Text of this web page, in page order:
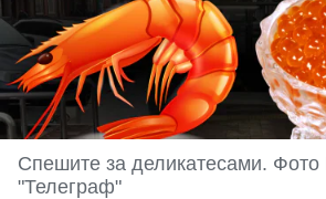
Спешите за деликатесами.
"Телеграф"